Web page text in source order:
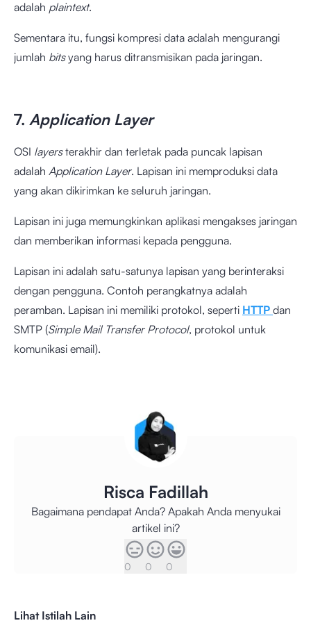
adalah plaintext.
Sementara itu, fungsi kompresi data adalah mengurangi
jumlah bitsyang harus ditransmisikan pada jaringan.
7. Application Layer
OSI layersterakhir dan terletak pada puncak lapisan
adalah Application Layer. Lapisan ini memproduksi data
yang akan dikirimkan ke seluruh jaringan.
Lapisan ini juga memungkinkan aplikasi mengakses jaringan
dan memberikan informasi kepada pengguna.
Lapisan ini adalah satu-satunya lapisan yang berinteraksi
dengan pengguna. Contoh perangkatnya adalah
peramban. Lapisan ini memiliki protokol, seperti HTTP dan
SMTP (Simple Mail Transfer Protocol, protokol untuk
komunikasi email).
Risca Fadillah
Bagaimana pendapat Anda? Apakah Anda menyukai
artikel ini?
0 0 0
Lihat Istilah Lain